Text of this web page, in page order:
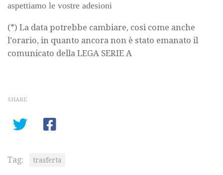
aspettiamo le vostre adesioni
(*) La data potrebbe cambiare, così come anche
l’orario, in quanto ancora non è stato emanato il
comunicato della LEGA SERIE A
SHARE
Tag: trasferta